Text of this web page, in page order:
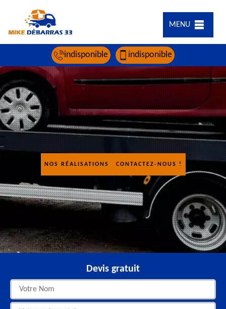
MENU
indisponible indisponible
NOS RÉALISATIONS CONTACTEZ-NOUS !
Devis gratuit